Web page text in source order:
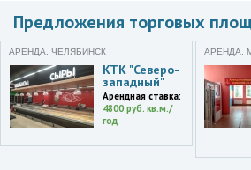
Предложения торговых
АРЕНДА, ЧЕЛЯБИНСК
КТК "Северо-
западный"
Арендная ставка:
4800 руб. кв.м./
год
АРЕНДА,